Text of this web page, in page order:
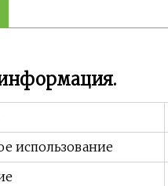
использование